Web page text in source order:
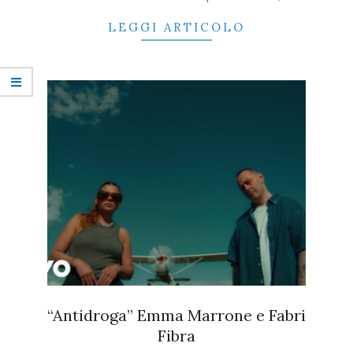
LEGGI ARTICOLO
“Antidroga” Emma Marrone e Fabri
Fibra